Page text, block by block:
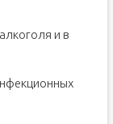
и в